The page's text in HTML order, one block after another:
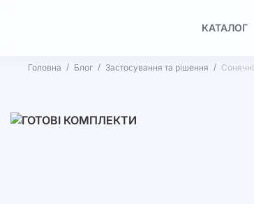
КАТАЛОГ
Головна Блог Застосування та рішення